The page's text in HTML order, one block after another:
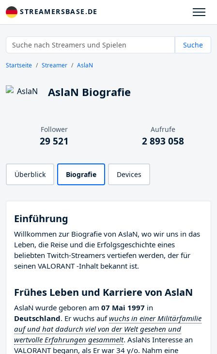
STREAMERSBASE.DE
Suche
Startseite Streamer AslaN
AslaN Biografie
Follower
29 521
Aufrufe
2 893 058
Überblick Biografie Devices
Einführung
Willkommen zur Biografie von AslaN, wo wir uns in das
Leben, die Reise und die Erfolgsgeschichte eines
beliebten Twitch-Streamers vertiefen werden, der für
seinen VALORANT -Inhalt bekannt ist.
Frühes Leben und Karriere von AslaN
AslaN wurde geboren am 07 Mai 1997 in
Deutschland. Er wuchs aufwuchs in einer Militärfamilie
auf und hat dadurch viel von der Welt gesehen und
wertvolle Erfahrungen gesammelt. AslaNs Interesse an
VALORANT begann, als Er war 34 y/o. Nahm eine